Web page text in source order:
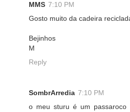
MMS 7:10 PM
Gosto muito da cadeira
Bejinhos
M
Reply
SombrArredia 7:10 PM
o meu sturu é um passaroco